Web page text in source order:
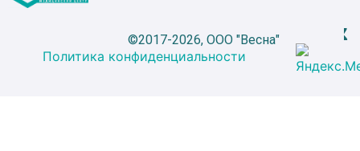
©2017-2026, ООО "Весна"
Политика конфиденциальности